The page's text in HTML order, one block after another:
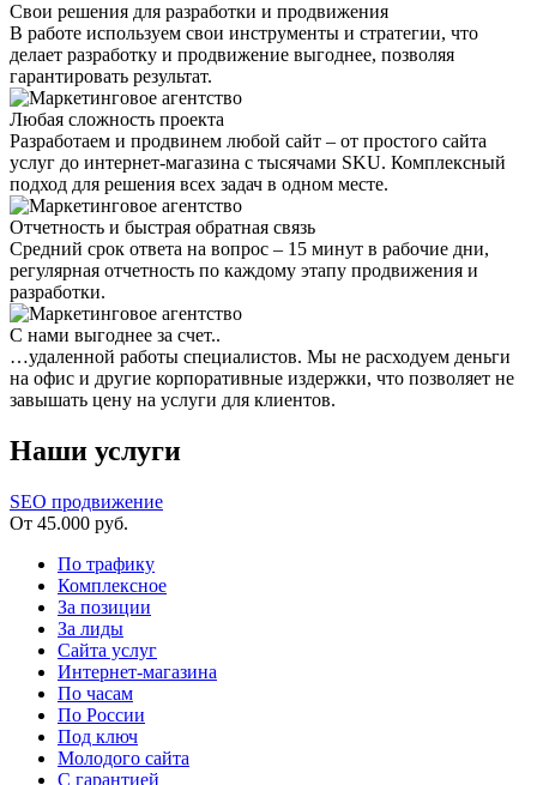
Свои решения для разработки и продвижения
В работе используем свои инструменты и стратегии, что
делает разработку и продвижение выгоднее, позволяя
гарантировать результат.
Любая сложность проекта
Разработаем и продвинем любой сайт – от простого сайта
услуг до интернет-магазина с тысячами SKU. Комплексный
подход для решения всех задач в одном месте.
Отчетность и быстрая обратная связь
Средний срок ответа на вопрос – 15 минут в рабочие дни,
регулярная отчетность по каждому этапу продвижения и
разработки.
С нами выгоднее за счет..
…удаленной работы специалистов. Мы не расходуем деньги
на офис и другие корпоративные издержки, что позволяет не
завышать цену на услуги для клиентов.
Наши услуги
SEO продвижение
От 45.000 руб.
По трафику
Комплексное
За позиции
За лиды
Сайта услуг
Интернет-магазина
По часам
По России
Под ключ
Молодого сайта
С гарантией